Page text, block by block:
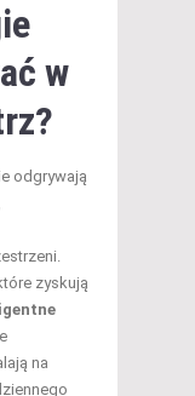
w
odgrywają
zyskują
na